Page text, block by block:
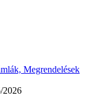
Megrendelések
2026